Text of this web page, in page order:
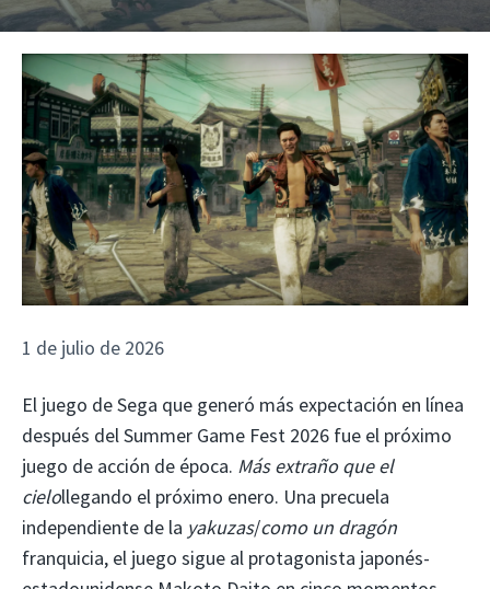
1 de julio de 2026
El juego de Sega que generó más expectación en línea
después del Summer Game Fest 2026 fue el próximo
juego de acción de época. Más extraño que el
cielollegando el próximo enero. Una precuela
independiente de la yakuzas/como un dragón
franquicia, el juego sigue al protagonista japonés-